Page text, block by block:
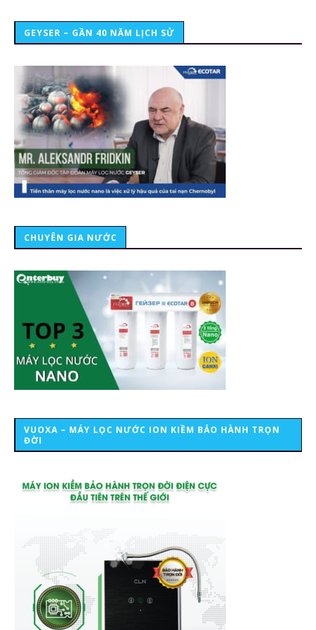
GEYSER – GẦN 40 NĂM LỊCH SỬ
CHUYÊN GIA NƯỚC
VUOXA – MÁY LỌC NƯỚC ION KIỀM BẢO HÀNH TRỌN
ĐỜI